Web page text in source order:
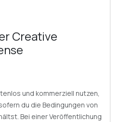
Creative
und kommerziell nutzen,
du die Bedingungen von
Bei einer Veröffentlichung